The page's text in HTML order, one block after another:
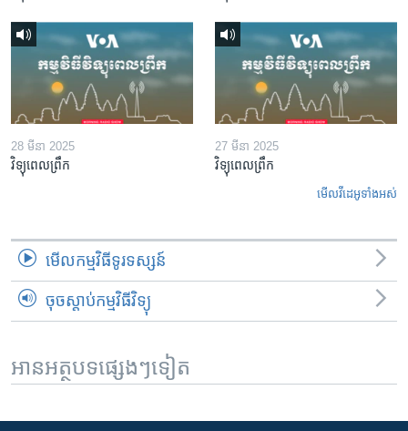
28 មីនា 2025
វិទ្យុពេលព្រឹក
27 មីនា 2025
វិទ្យុពេលព្រឹក
មើល​វីដេអូ​ទាំង​អស់
មើល​កម្មវិធី​ទូរទស្សន៍
ចុចស្តាប់កម្មវិធីវិទ្យុ
អានអត្ថបទផ្សេងៗទៀត